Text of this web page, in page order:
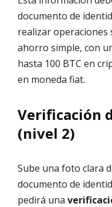
documento de
realizar operaciones
ahorro simple, con
hasta 100 BTC en
en moneda fiat.
Verificación
(nivel 2)
Sube una foto clara
documento de
pedirá una